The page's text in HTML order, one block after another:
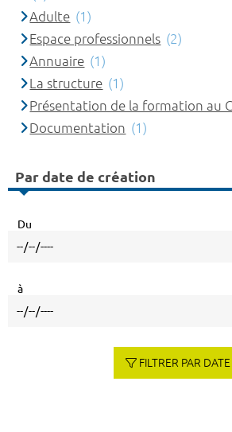
Adulte (1)
Espace professionnels (2)
Annuaire (1)
La structure (1)
Présentation de la formation au
Documentation (1)
Par date de création
Du
à
FILTRER PAR DATE